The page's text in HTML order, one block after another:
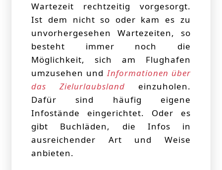
Wartezeit rechtzeitig vorgesorgt.
Ist dem nicht so oder kam es zu
unvorhergesehen Wartezeiten, so
besteht immer noch die
Möglichkeit, sich am Flughafen
umzusehen undInformationen über
das Zielurlaubsland einzuholen.
Dafür sind häufig eigene
Infostände eingerichtet. Oder es
gibt Buchläden, die Infos in
ausreichender Art und Weise
anbieten.